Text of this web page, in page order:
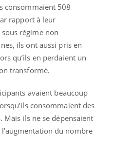
consommaient 508
rapport à leur
régime non
ils ont aussi pris en
qu’ils en perdaient un
transformé.
avaient beaucoup
consommaient des
ils ne se dépensaient
du nombre